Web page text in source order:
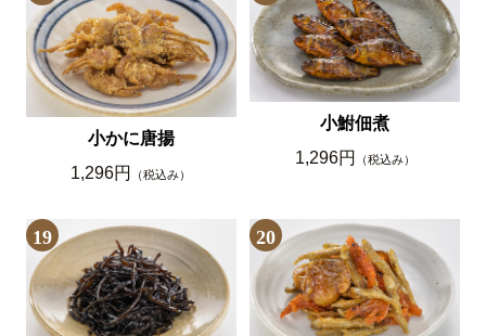
小かに唐揚
1,296円
（税込み）
小鮒佃煮
1,296円
（税込み）
19 20